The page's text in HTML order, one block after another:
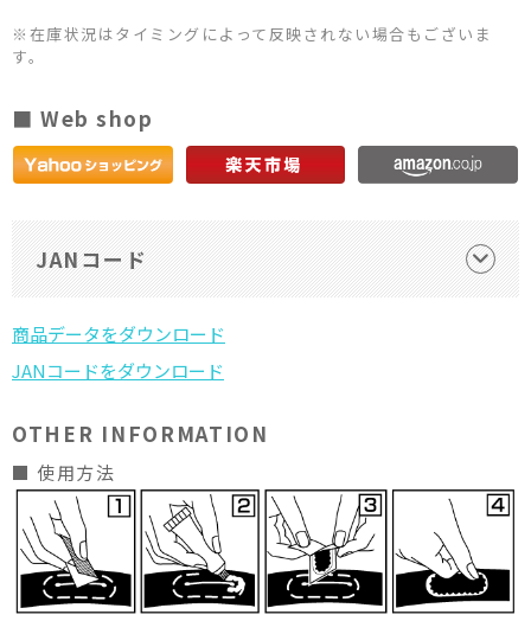
※在庫状況はタイミングによって反映されない場合もございま
す。
■ Web shop
JANコード
OTHER INFORMATION
■ 使用方法